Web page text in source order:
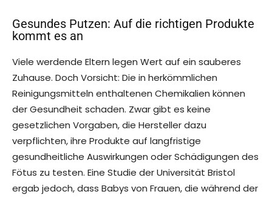
Gesundes Putzen: Auf die richtigen Produkte
kommt es an
Viele werdende Eltern legen Wert auf ein sauberes
Zuhause. Doch Vorsicht: Die in herkömmlichen
Reinigungsmitteln enthaltenen Chemikalien können
der Gesundheit schaden. Zwar gibt es keine
gesetzlichen Vorgaben, die Hersteller dazu
verpflichten, ihre Produkte auf langfristige
gesundheitliche Auswirkungen oder Schädigungen des
Fötus zu testen. Eine Studie der Universität Bristol
ergab jedoch, dass Babys von Frauen, die während der